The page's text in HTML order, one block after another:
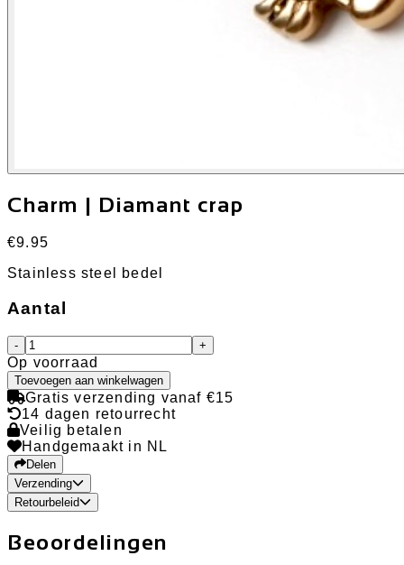
Charm | Diamant crap
€9.95
Stainless steel bedel
Aantal
- +
Op voorraad
Toevoegen aan winkelwagen
Gratis verzending vanaf €15
14 dagen retourrecht
Veilig betalen
Handgemaakt in NL
Delen
Verzending
Retourbeleid
Beoordelingen